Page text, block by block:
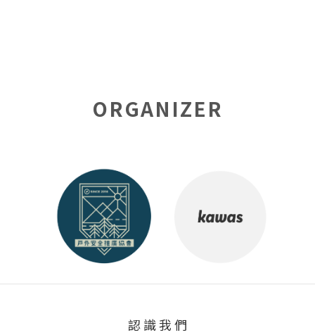
ORGANIZER
認 識 我 們